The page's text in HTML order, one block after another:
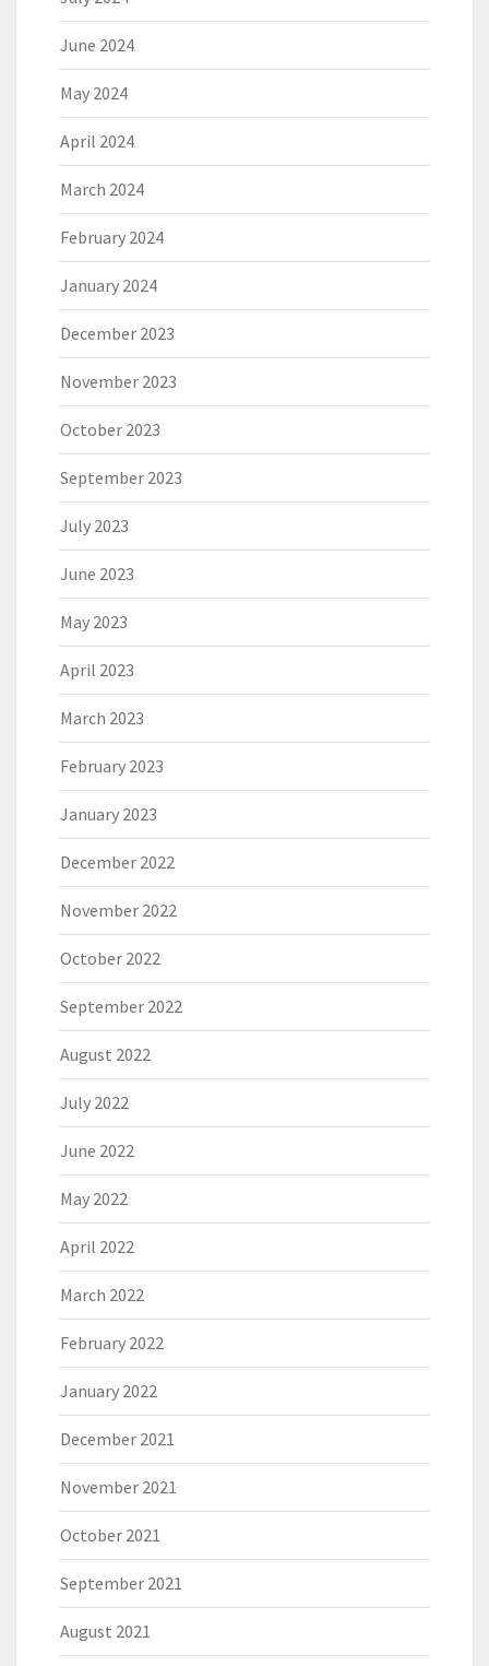
June 2024
May 2024
April 2024
March 2024
February 2024
January 2024
December 2023
November 2023
October 2023
September 2023
July 2023
June 2023
May 2023
April 2023
March 2023
February 2023
January 2023
December 2022
November 2022
October 2022
September 2022
August 2022
July 2022
June 2022
May 2022
April 2022
March 2022
February 2022
January 2022
December 2021
November 2021
October 2021
September 2021
August 2021